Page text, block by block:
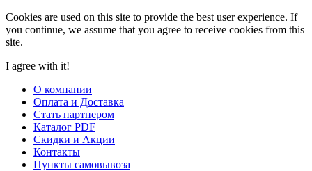
Cookies are used on this site to provide the best user experience. If
you continue, we assume that you agree to receive cookies from this
site.
I agree with it!
О компании
Оплата и Доставка
Стать партнером
Каталог PDF
Скидки и Акции
Контакты
Пункты самовывоза